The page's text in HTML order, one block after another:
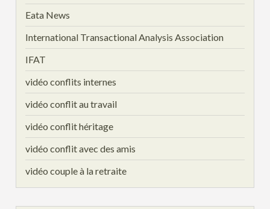
Eata News
International Transactional Analysis Association
IFAT
vidéo conflits internes
vidéo conflit au travail
vidéo conflit héritage
vidéo conflit avec des amis
vidéo couple à la retraite